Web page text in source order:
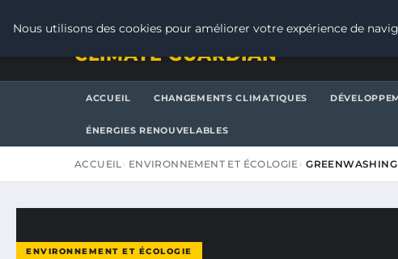
CLIMATE GUARDIAN
ACCUEIL CHANGEMENTS CLIMATIQUES
ÉNERGIES RENOUVELABLES
ACCUEIL ENVIRONNEMENT ET ÉCOLOGIE
ENVIRONNEMENT ET ÉCOLOGIE
Nous utilisons des cookies pour améliorer votre expérience de